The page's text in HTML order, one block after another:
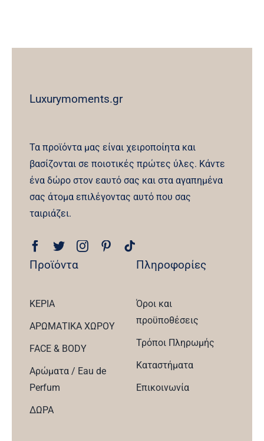
Luxurymoments.gr
Τα προϊόντα μας είναι χειροποίητα και
βασίζονται σε ποιοτικές πρώτες ύλες. Κάντε
ένα δώρο στον εαυτό σας και στα αγαπημένα
σας άτομα επιλέγοντας αυτό που σας
ταιριάζει.
Προϊόντα
ΚΕΡΙΑ
ΑΡΩΜΑΤΙΚΑ ΧΩΡΟΥ
FACE & BODY
Αρώματα / Eau de
Perfum
ΔΩΡΑ
Πληροφορίες
Όροι και
προϋποθέσεις
Τρόποι Πληρωμής
Καταστήματα
Επικοινωνία